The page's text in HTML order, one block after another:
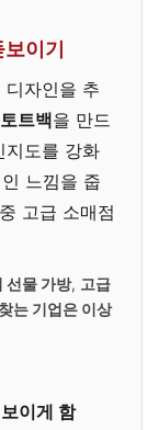
이기
자인을 추
트백을 만드
지도를 강화
느낌을 줍
고급 소매점
선물 가방, 고급
는 기업은 이상
이게 함